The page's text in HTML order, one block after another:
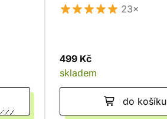
23×
499 Kč
skladem
do košíku